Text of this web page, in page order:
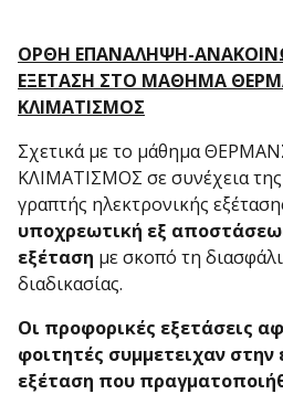
ΟΡΘΗ ΕΠΑΝΑΛΗΨΗ-
ΕΞΕΤΑΣΗ ΣΤΟ ΜΑΘΗΜΑ
ΚΛΙΜΑΤΙΣΜΟΣ
Σχετικά με το μάθημα
ΚΛΙΜΑΤΙΣΜΟΣ σε συνέχεια
γραπτής ηλεκτρονικής
υποχρεωτική εξ
εξέταση με σκοπό τη
διαδικασίας.
Οι προφορικές εξετάσεις
φοιτητές συμμετειχαν
εξέταση που